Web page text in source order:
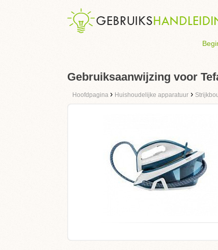
Gebruiksaanwijzing voor
Hoofdpagina › Huishoudelijke apparatuur ›